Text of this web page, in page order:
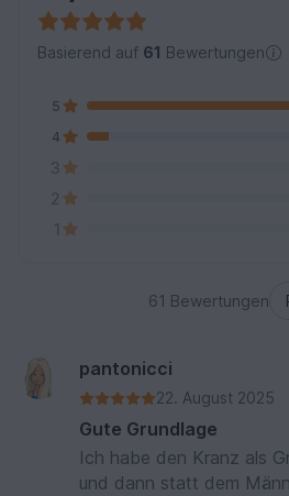
Basierend auf 61 Bewertungen
5
4
3
2
1
61 Bewertungen
pantonicci
22. August 2025
Gute Grundlage
Ich habe den Kranz als
und dann statt dem